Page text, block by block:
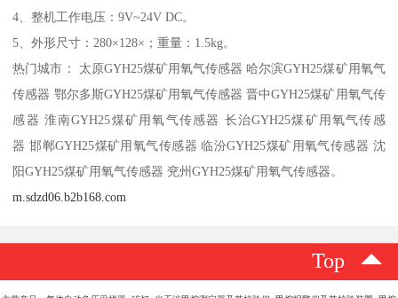
4、整机工作电压：9V~24V DC。
5、外形尺寸：280×128×；重量：1.5kg。
热门城市： 太原GYH25煤矿用氧气传感器 哈尔滨GYH25煤矿用氧气
传感器 鄂尔多斯GYH25煤矿用氧气传感器 晋中GYH25煤矿用氧气传
感器 淮南GYH25煤矿用氧气传感器 长治GYH25煤矿用氧气传感
器 邯郸GYH25煤矿用氧气传感器 临汾GYH25煤矿用氧气传感器 沈
阳GYH25煤矿用氧气传感器 兖州GYH25煤矿用氧气传感器。
m.sdzd06.b2b168.com
Top